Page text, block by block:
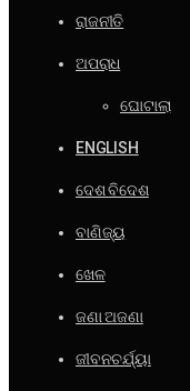
ରାଜନୀତି
ଅପରାଧ
ଘୋଟାଲା
ENGLISH
ଦେଶ ବିଦେଶ
ବାଣିଜ୍ୟ
ଖେଳ
ଜଣା ଅଜଣା
ଜୀବନଚର୍ଯ୍ୟା